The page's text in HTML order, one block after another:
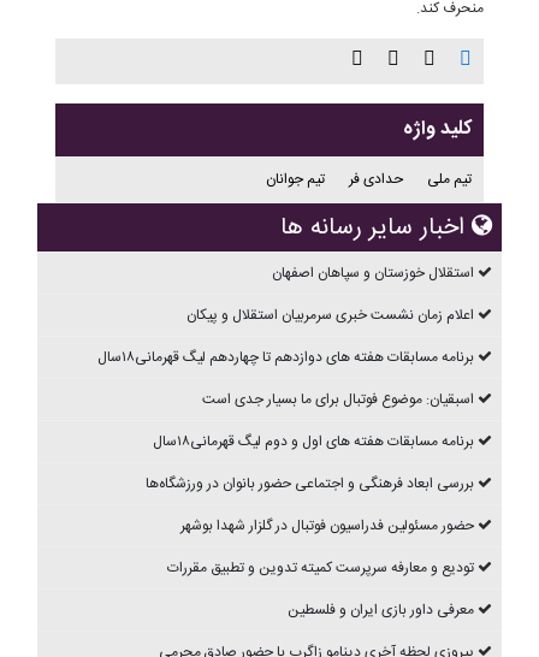
منحرف کند.
کلید واژه
تیم ملی حدادی فر تیم جوانان
اخبار سایر رسانه ها
استقلال خوزستان و سپاهان اصفهان
اعلام زمان نشست خبری سرمربیان استقلال و پیکان
برنامه مسابقات هفته های دوازدهم تا چهاردهم ليگ قهرمانی۱۸سال
اسبقیان: موضوع فوتبال برای ما بسیار جدی است
برنامه مسابقات هفته های اول و دوم ليگ قهرمانی۱۸سال
بررسی ابعاد فرهنگی و اجتماعی حضور بانوان در ورزشگاه‌ها
حضور مسئولین فدراسیون فوتبال در گلزار شهدا بوشهر
تودیع و معارفه سرپرست کمیته تدوین و تطبیق مقررات
معرفی داور بازی ایران و فلسطین